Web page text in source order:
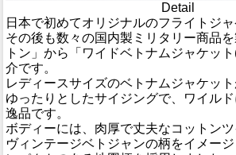
Detail
日本で初めてオリジナルのフライトジャ
その後も数々の国内製ミリタリー商品
トン」から「ワイドベトナムジャケッ
介です。
レディースサイズのベトナムジャケット
ゆったりとしたサイジングで、ワイル
逸品です。
ボディーには、肉厚で丈夫なコットンツ
ヴィンテージベトジャンの柄をイメー